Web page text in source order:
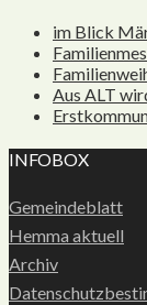
im Blick
Aus ALT
INFOBOX
Gemeindeblatt
Hemma aktuell
Archiv